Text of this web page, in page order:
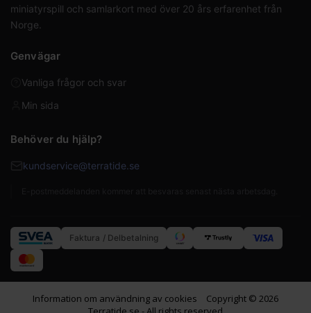
miniatyrspill och samlarkort med över 20 års erfarenhet från
Norge.
Genvägar
Vanliga frågor och svar
Min sida
Behöver du hjälp?
kundservice@terratide.se
Faktura / Delbetalning
Information om användning av cookies
Copyright © 2026